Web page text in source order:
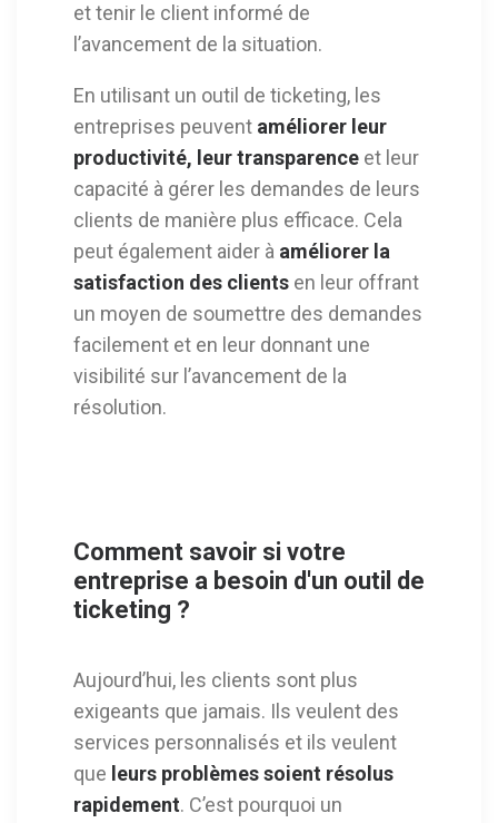
et tenir le client informé de
l’avancement de la situation.
En utilisant un outil de ticketing, les
entreprises peuvent améliorer leur
productivité, leur transparence et leur
capacité à gérer les demandes de leurs
clients de manière plus efficace. Cela
peut également aider à améliorer la
satisfaction des clients en leur offrant
un moyen de soumettre des demandes
facilement et en leur donnant une
visibilité sur l’avancement de la
résolution.
Comment savoir si votre
entreprise a besoin d'un outil de
ticketing ?
Aujourd’hui, les clients sont plus
exigeants que jamais. Ils veulent des
services personnalisés et ils veulent
que leurs problèmes soient résolus
rapidement. C’est pourquoi un